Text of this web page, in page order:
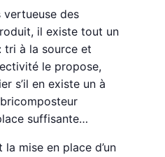
vertueuse des
il existe tout un
tri à la source et
le propose,
s’il en existe un à
suffisante…
mise en place d’un